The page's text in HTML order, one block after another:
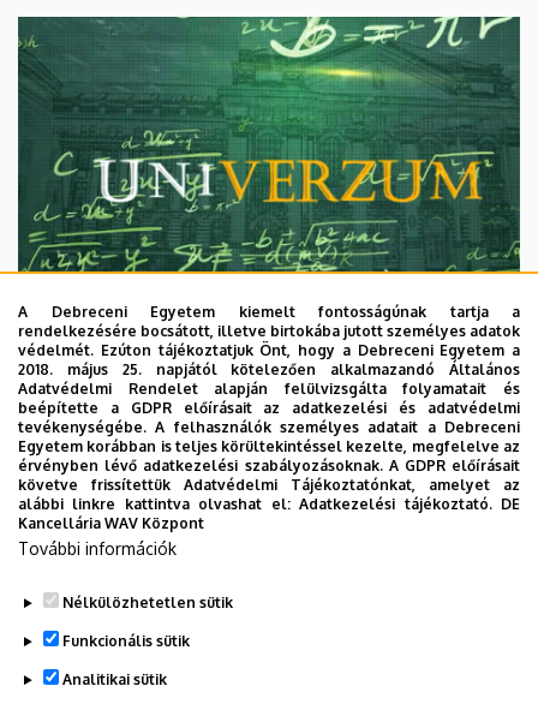
2026. augusztus 7.
Univerzum: A Debreceni Egyetem
titkos receptjei
KUTATÁS TUDOMÁNY
A Debreceni Egyetem kiemelt fontosságúnak tartja a
rendelkezésére bocsátott, illetve birtokába jutott személyes adatok
védelmét. Ezúton tájékoztatjuk Önt, hogy a Debreceni Egyetem a
2018. május 25. napjától kötelezően alkalmazandó Általános
Adatvédelmi Rendelet alapján felülvizsgálta folyamatait és
beépítette a GDPR előírásait az adatkezelési és adatvédelmi
tevékenységébe. A felhasználók személyes adatait a Debreceni
Egyetem korábban is teljes körültekintéssel kezelte, megfelelve az
érvényben lévő adatkezelési szabályozásoknak. A GDPR előírásait
követve frissítettük Adatvédelmi Tájékoztatónkat, amelyet az
alábbi linkre kattintva olvashat el:Adatkezelési tájékoztató. DE
Kancellária WAV Központ
További információk
Nélkülözhetetlen sütik
Funkcionális sütik
Analitikai sütik